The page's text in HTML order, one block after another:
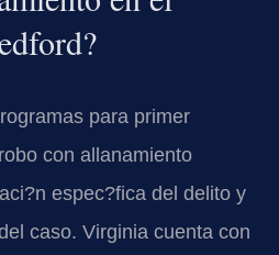
para primer
con allanamiento
espec?fica del delito y
caso. Virginia cuenta con